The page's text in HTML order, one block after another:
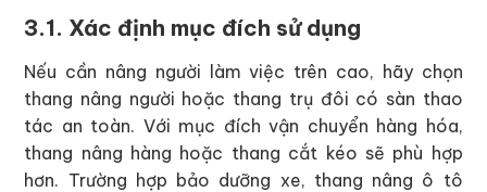
3.1. Xác định mục đích sử dụng
Nếu cần nâng người làm việc trên cao, hãy chọn
thang nâng người hoặc thang trụ đôi có sàn thao
tác an toàn. Với mục đích vận chuyển hàng hóa,
thang nâng hàng hoặc thang cắt kéo sẽ phù hợp
hơn. Trường hợp bảo dưỡng xe, thang nâng ô tô